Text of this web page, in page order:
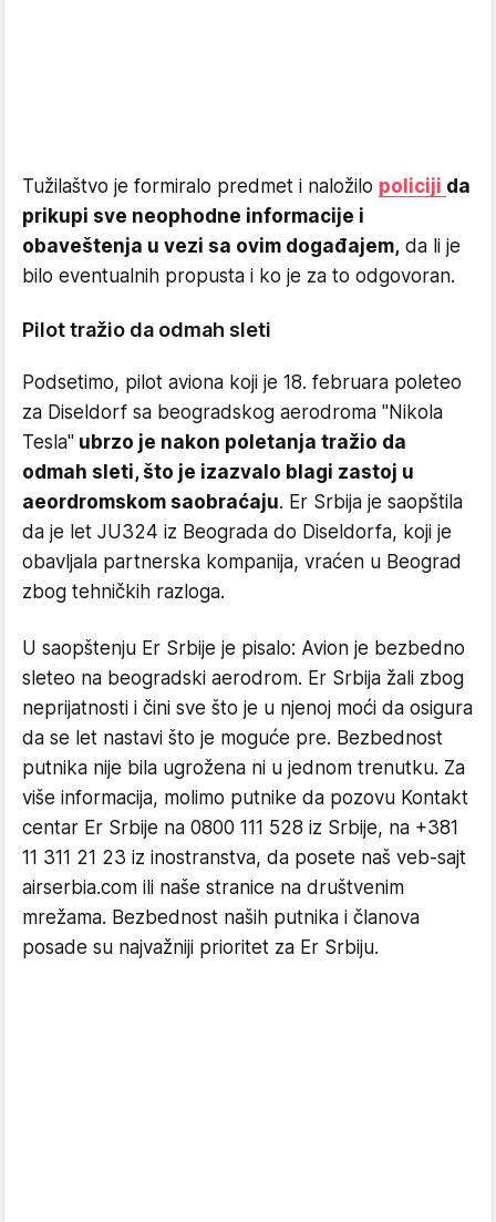
Tužilaštvo je formiralo predmet i naložilo policiji da
prikupi sve neophodne informacije i
obaveštenja u vezi sa ovim događajem, da li je
bilo eventualnih propusta i ko je za to odgovoran.
Pilot tražio da odmah sleti
Podsetimo, pilot aviona koji je 18. februara poleteo
za Diseldorf sa beogradskog aerodroma "Nikola
Tesla" ubrzo je nakon poletanja tražio da
odmah sleti, što je izazvalo blagi zastoj u
aeordromskom saobraćaju. Er Srbija je saopštila
da je let JU324 iz Beograda do Diseldorfa, koji je
obavljala partnerska kompanija, vraćen u Beograd
zbog tehničkih razloga.
U saopštenju Er Srbije je pisalo: Avion je bezbedno
sleteo na beogradski aerodrom. Er Srbija žali zbog
neprijatnosti i čini sve što je u njenoj moći da osigura
da se let nastavi što je moguće pre. Bezbednost
putnika nije bila ugrožena ni u jednom trenutku. Za
više informacija, molimo putnike da pozovu Kontakt
centar Er Srbije na 0800 111 528 iz Srbije, na +381
11 311 21 23 iz inostranstva, da posete naš veb-sajt
airserbia.com ili naše stranice na društvenim
mrežama. Bezbednost naših putnika i članova
posade su najvažniji prioritet za Er Srbiju.